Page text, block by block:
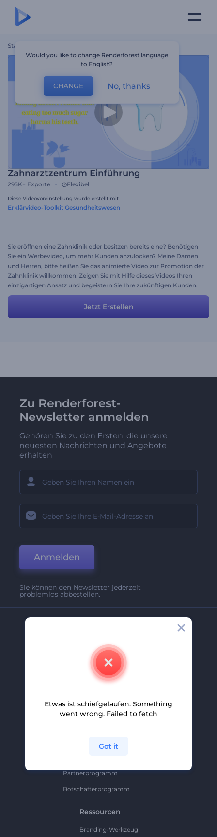
Startseite
Zahnarztzentrum Einführung
295K+ Exporte Flexibel
Diese Videovoreinstellung wurde erstellt mit
Erklärvideo-Toolkit Gesundheitswesen
Sie eröffnen eine Zahnklinik oder besitzen bereits eine? Benötigen
Sie ein Werbevideo, um mehr Kunden anzulocken? Meine Damen
und Herren, bitte heißen Sie das animierte Video zur Promotion der
Zahnklinik willkommen! Zeigen Sie mit Hilfe dieses Videos Ihren
einzigartigen Ansatz und begeistern Sie Ihre zukünftigen Kunden.
Fügen Sie persönliche Informationen hinzu oder bearbeiten Sie sie,
um eine vollständige Promotion zu erhalten.
Jetzt Erstellen
Zu Renderforest-
Newsletter anmelden
Gehören Sie zu den Ersten, die unsere
neuesten Nachrichten und Angebote
erhalten
Anmelden
Sie können den Newsletter jederzeit
problemlos abbestellen.
Partnerprogramm
Partnerprogramm
Botschafterprogramm
Ressourcen
Branding-Werkzeug
Would you like to change Renderforest language
to English?
CHANGE No, thanks
Etwas ist schiefgelaufen. Something
went wrong. Failed to fetch
Got it